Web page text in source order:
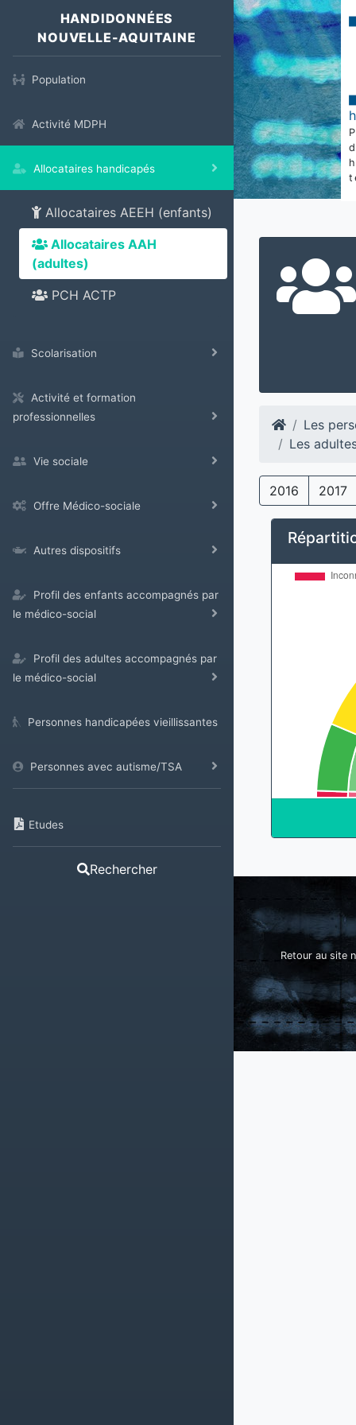
HANDIDONNÉES
NOUVELLE-AQUITAINE
Population
Activité MDPH
Allocataires handicapés
Allocataires AEEH (enfants)
Allocataires AAH
(adultes)
PCH ACTP
Scolarisation
Activité et formation
professionnelles
Vie sociale
Offre Médico-sociale
Autres dispositifs
Profil des enfants accompagnés par
le médico-social
Profil des adultes accompagnés par
le médico-social
Personnes handicapées vieillissantes
Personnes avec autisme/TSA
Etudes
Rechercher
Les
Les
2016 2017
Retour au site